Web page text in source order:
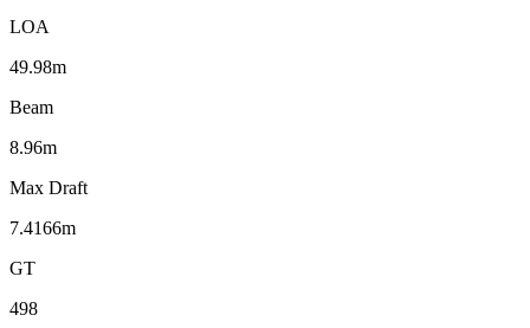
LOA
49.98m
Beam
8.96m
Max Draft
7.4166m
GT
498